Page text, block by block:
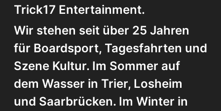
Trick17 Entertainment.
Wir stehen seit über 25 Jahren
für Boardsport, Tagesfahrten und
Szene Kultur. Im Sommer auf
dem Wasser in Trier, Losheim
und Saarbrücken. Im Winter in